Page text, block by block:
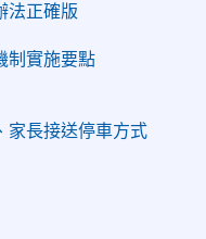
法正確版
制實施要點
家長接送停車方式